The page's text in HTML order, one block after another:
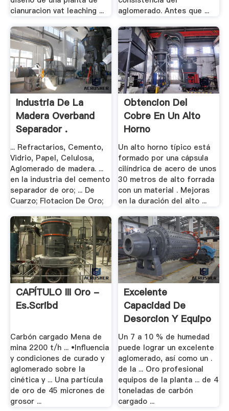
cianuracion vat leaching ...
aglomerado. Antes que ...
Industria De La
Madera Overband
Separador .
... Refractarios, Cemento,
Vidrio, Papel, Celulosa,
Aglomerado de madera. ...
en la industria del cemento
separador de oro; ... De
Cuarzo; Flotacion De Oro;
Obtencion Del
Cobre En Un Alto
Horno
Un alto horno típico está
formado por una cápsula
cilíndrica de acero de unos
30 metros de alto forrada
con un material . Mejoras
en la duración del alto ...
CAPÍTULO III Oro -
Es.scribd
Carbón cargado Mena de
mina 2200 t/h ... •Influencia
y condiciones de curado y
aglomerado sobre la
cinética y ... Una partícula
de oro de 45 micrones de
grosor ...
Excelente
Capacidad De
Desorcion Y Equipo
De .
Un 7 a 10 % de humedad
puede lograr un excelente
aglomerado, así como un .
de la ... Oro profesional
equipos de la planta ... de 4
toneladas de carbón
cargado ...